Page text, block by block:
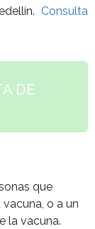
Consulta
DE
que
o a un
la vacuna.